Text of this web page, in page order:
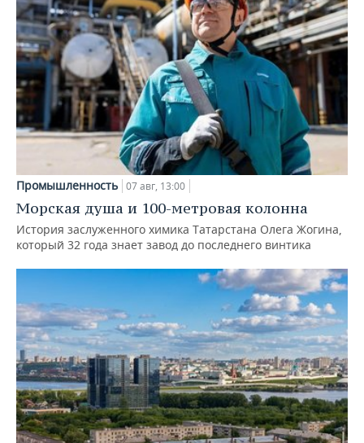
Промышленность 07 авг, 13:00
Морская душа и 100-метровая колонна
История заслуженного химика Татарстана Олега Жогина,
который 32 года знает завод до последнего винтика